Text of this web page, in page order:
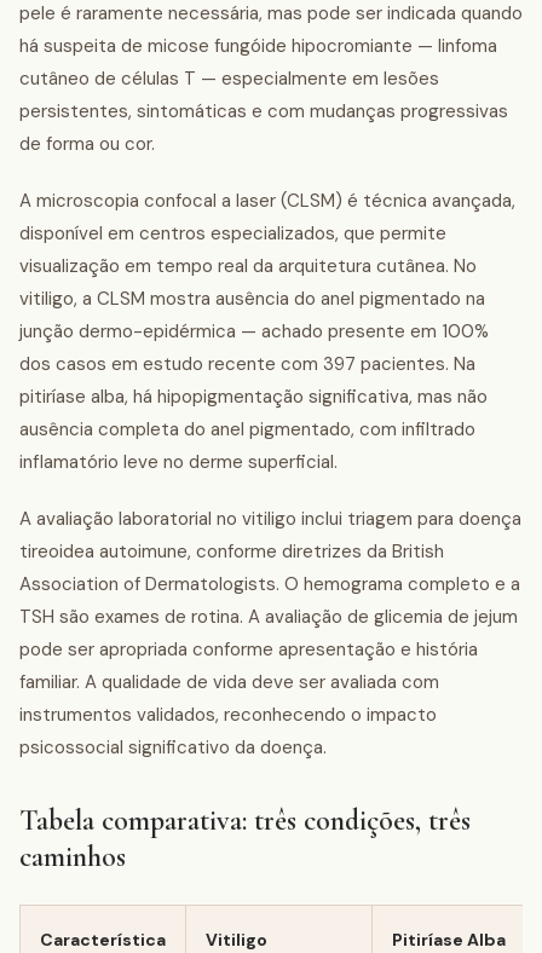
pele é raramente necessária, mas pode ser indicada quando
há suspeita de micose fungóide hipocromiante — linfoma
cutâneo de células T — especialmente em lesões
persistentes, sintomáticas e com mudanças progressivas
de forma ou cor.
A microscopia confocal a laser (CLSM) é técnica avançada,
disponível em centros especializados, que permite
visualização em tempo real da arquitetura cutânea. No
vitiligo, a CLSM mostra ausência do anel pigmentado na
junção dermo-epidérmica — achado presente em 100%
dos casos em estudo recente com 397 pacientes. Na
pitiríase alba, há hipopigmentação significativa, mas não
ausência completa do anel pigmentado, com infiltrado
inflamatório leve no derme superficial.
A avaliação laboratorial no vitiligo inclui triagem para doença
tireoidea autoimune, conforme diretrizes da British
Association of Dermatologists. O hemograma completo e a
TSH são exames de rotina. A avaliação de glicemia de jejum
pode ser apropriada conforme apresentação e história
familiar. A qualidade de vida deve ser avaliada com
instrumentos validados, reconhecendo o impacto
psicossocial significativo da doença.
Tabela comparativa: três condições, três
caminhos
Característica Vitiligo Pitiríase Alba